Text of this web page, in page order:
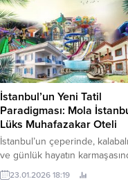
İstanbul’un Yeni Tatil
Paradigması: Mola
Lüks Muhafazakar Oteli
İstanbul’un çeperinde,
ve günlük hayatın
uzaklaşmak isteyen modern
tatilciler için yeni bir konsept
23.01.2026 18:19